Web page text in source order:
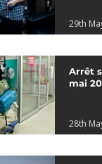
29th
Arrêt
mai
28th